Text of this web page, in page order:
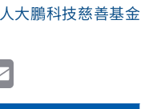
大鵬科技慈善基金